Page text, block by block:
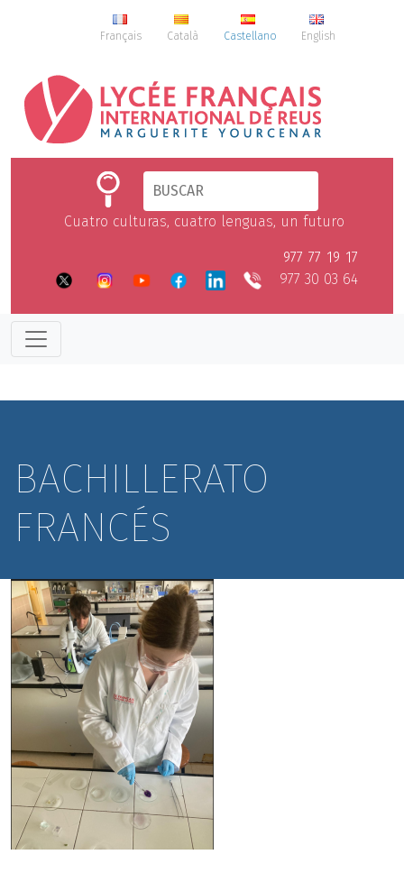
Français Català Castellano English
Cuatro culturas, cuatro lenguas, un futuro
977 77 19 17
977 30 03 64
BACHILLERATO
FRANCÉS